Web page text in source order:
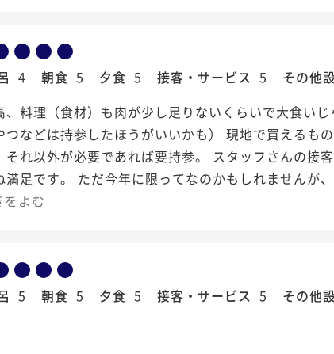
4 朝食 5 夕食 5 接客・サービス 5
その他
、料理（食材）も肉が少し足りないくらいで大食い
つなどは持参したほうがいいかも） 現地で買えるも
それ以外が必要であれば要持参。 スタッフさんの接
満足です。 ただ今年に限ってなのかもしれませんが
をよむ
5 朝食 5 夕食 5 接客・サービス 5 その他